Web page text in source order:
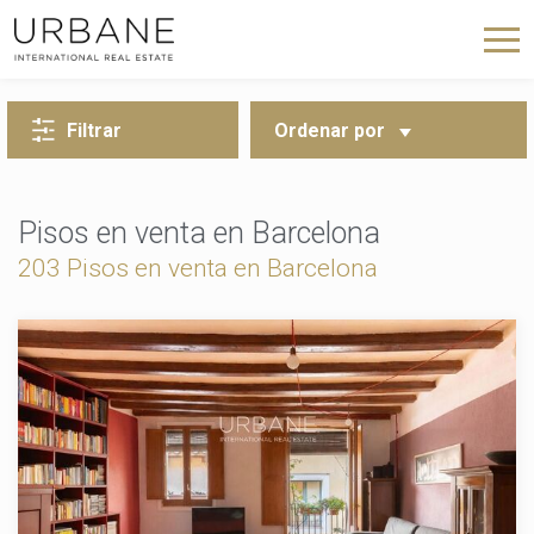
Filtrar Ordenar por
Pisos en venta en Barcelona
203 Pisos en venta en Barcelona